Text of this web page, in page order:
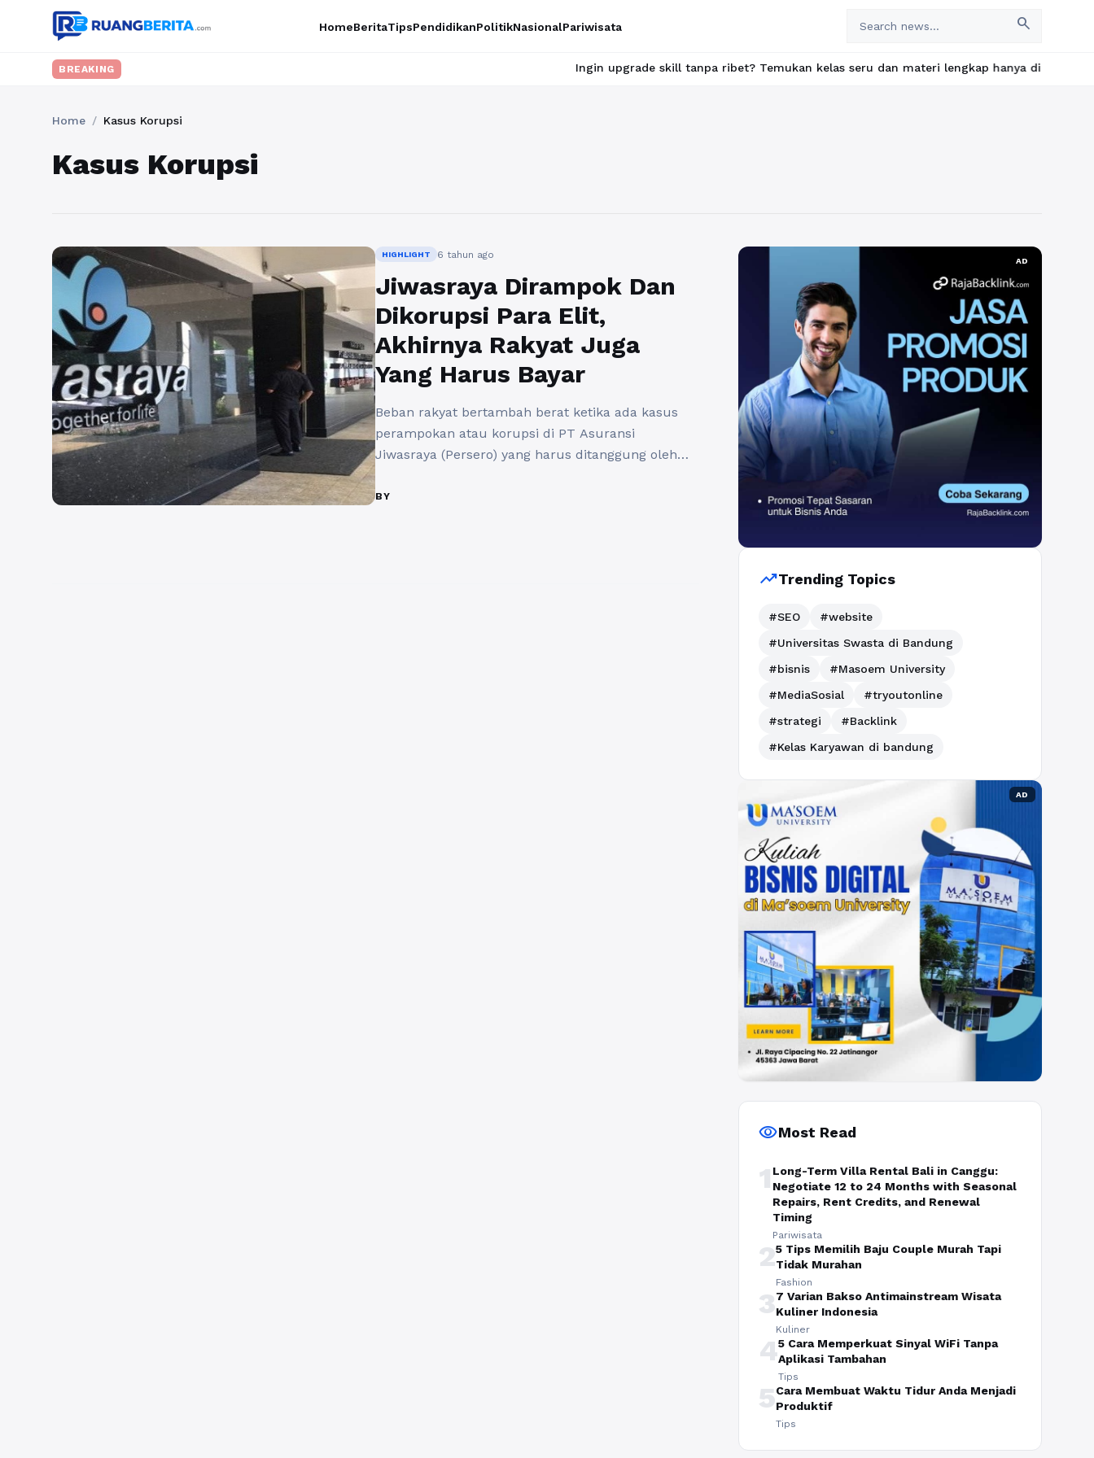
HomeBeritaTipsPendidikanPolitikNasionalPariwisata search
BREAKING Ingin upgrade skill tanpa ribet? Temukan kelas seru dan materi lengkap hanya di YukBelajar.com.
Home / Kasus Korupsi
Kasus Korupsi
HIGHLIGHT 6 tahun ago
Jiwasraya Dirampok Dan
Dikorupsi Para Elit,
Akhirnya Rakyat Juga
Yang Harus Bayar
Beban rakyat bertambah berat ketika ada kasus
perampokan atau korupsi di PT Asuransi
Jiwasraya (Persero) yang harus ditanggung oleh
terkesan seperti permainan dari para elit politik
BY
AD
trending_upTrending Topics
#SEO
#website
#Universitas Swasta di Bandung
#bisnis
#Masoem University
#MediaSosial
#tryoutonline
#strategi
#Backlink
#Kelas Karyawan di bandung
AD
visibilityMost Read
1 Long-Term Villa Rental Bali in Canggu:
Negotiate 12 to 24 Months with Seasonal
Repairs, Rent Credits, and Renewal
Timing
Pariwisata
25 Tips Memilih Baju Couple Murah Tapi
Tidak Murahan
Fashion
37 Varian Bakso Antimainstream Wisata
Kuliner Indonesia
Kuliner
45 Cara Memperkuat Sinyal WiFi Tanpa
Aplikasi Tambahan
Tips
5Cara Membuat Waktu Tidur Anda Menjadi
Produktif
Tips